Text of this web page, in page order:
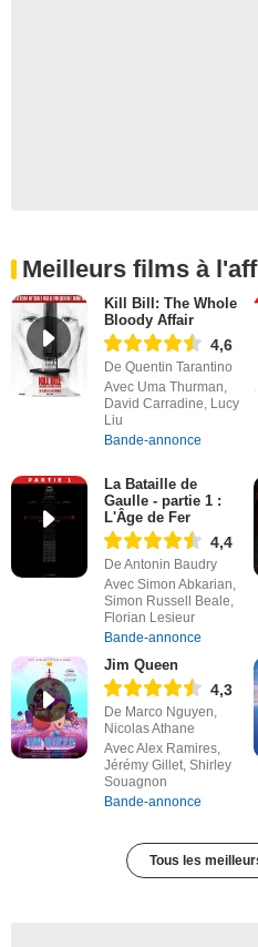
Meilleurs films à
Kill Bill: The Whole
Bloody Affair
4,6
De Quentin Tarantino
Avec Uma Thurman,
David Carradine, Lucy
Liu
Bande-annonce
La Bataille de
Gaulle - partie 1 :
L'Âge de Fer
4,4
De Antonin Baudry
Avec Simon Abkarian,
Simon Russell Beale,
Florian Lesieur
Bande-annonce
Jim Queen
4,3
De Marco Nguyen,
Nicolas Athane
Avec Alex Ramires,
Jérémy Gillet, Shirley
Souagnon
Bande-annonce
Tous les